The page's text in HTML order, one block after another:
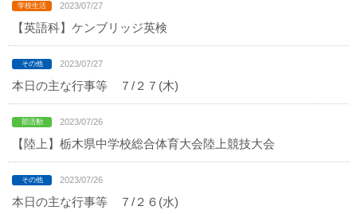
2023/07/27
【英語科】ケンブリッジ英検
2023/07/27
本日の主な行事等 ７/２７(木)
2023/07/26
【陸上】栃木県中学校総合体育大会陸上競技大会
2023/07/26
本日の主な行事等 ７/２６(水)